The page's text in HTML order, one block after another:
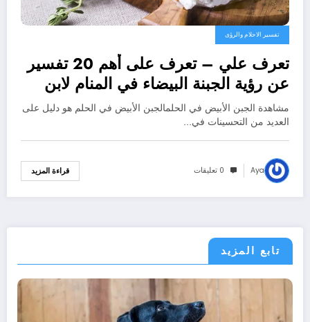
تفسير الاحلام والرؤى
تعرف علي – تعرف على أهم 20 تفسير
عن رؤية الجبنة البيضاء في المنام لابن
سيرين – بالتفصيل
مشاهدة الجبن الأبيض في الحلمالجبن الأبيض في الحلم هو دليل على
العديد من التحسينات في…
Aya 0 تعليقات قراءة المزيد
تابع المزيد